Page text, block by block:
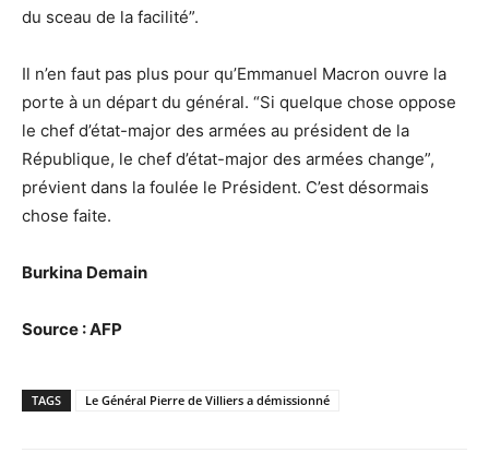
du sceau de la facilité”.
Il n’en faut pas plus pour qu’Emmanuel Macron ouvre la
porte à un départ du général. “Si quelque chose oppose
le chef d’état-major des armées au président de la
République, le chef d’état-major des armées change”,
prévient dans la foulée le Président. C’est désormais
chose faite.
Burkina Demain
Source : AFP
TAGS Le Général Pierre de Villiers a démissionné